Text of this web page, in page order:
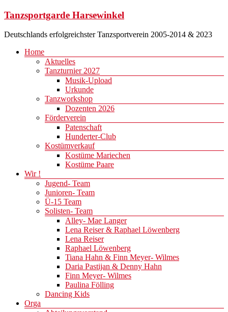
Zum
springen
Tanzsportgarde Harsewinkel
Deutschlands erfolgreichster Tanzsportverein 2005-2014 & 2023
Menü
Home
Aktuelles
Tanzturnier 2027
Musik-Upload
Urkunde
Tanzworkshop
Dozenten 2026
Förderverein
Patenschaft
Hunderter-Club
Kostümverkauf
Kostüme Mariechen
Kostüme Paare
Wir !
Jugend- Team
Junioren- Team
Ü-15 Team
Solisten- Team
Alley- Mae Langer
Lena Reiser & Raphael Löwenberg
Lena Reiser
Raphael Löwenberg
Tiana Hahn & Finn Meyer- Wilmes
Daria Pastijan & Denny Hahn
Finn Meyer- Wilmes
Paulina Fölling
Dancing Kids
Orga